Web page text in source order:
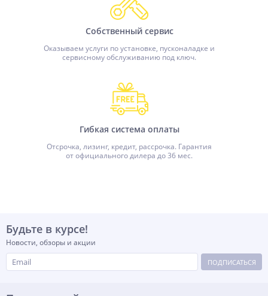
Собственный сервис
Оказываем услуги по установке, пусконаладке и
сервисному обслуживанию под ключ.
Гибкая система оплаты
Отсрочка, лизинг, кредит, рассрочка. Гарантия
от официального дилера до 36 мес.
Будьте в курсе!
Новости, обзоры и акции
ПОДПИСАТЬСЯ